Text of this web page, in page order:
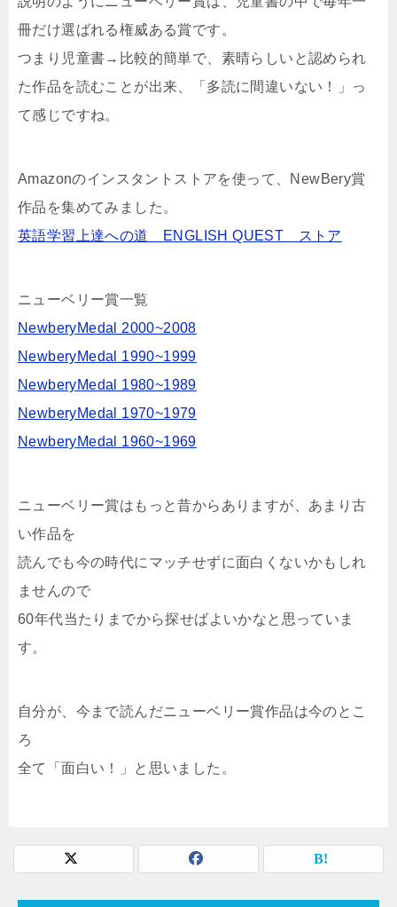
冊だけ選ばれる権威ある賞です。
つまり児童書→比較的簡単で、素晴らしいと認められ
た作品を読むことが出来、「多読に間違いない！」っ
て感じですね。
Amazonのインスタントストアを使って、NewBery賞
作品を集めてみました。
英語学習上達への道 ENGLISH QUEST ストア
ニューベリー賞一覧
NewberyMedal 2000~2008
NewberyMedal 1990~1999
NewberyMedal 1980~1989
NewberyMedal 1970~1979
NewberyMedal 1960~1969
ニューベリー賞はもっと昔からありますが、あまり古
い作品を
読んでも今の時代にマッチせずに面白くないかもしれ
ませんので
60年代当たりまでから探せばよいかなと思っていま
す。
自分が、今まで読んだニューベリー賞作品は今のとこ
ろ
全て「面白い！」と思いました。